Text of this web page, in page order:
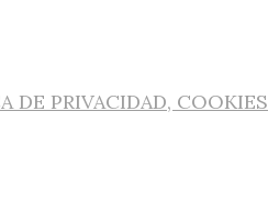
DE PRIVACIDAD, COOKIES